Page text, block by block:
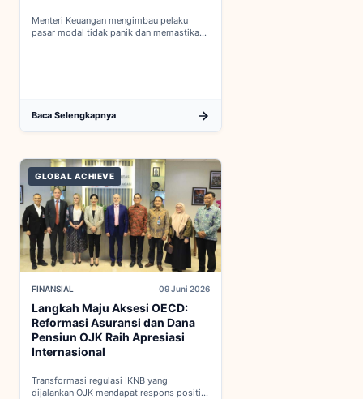
Menteri Keuangan mengimbau pelaku
pasar modal tidak panik dan memastikan
Baca Selengkapnya
GLOBAL ACHIEVE
FINANSIAL 09 Juni 2026
Langkah Maju Aksesi OECD:
Reformasi Asuransi dan Dana
Pensiun OJK Raih Apresiasi
Internasional
Transformasi regulasi IKNB yang
dijalankan OJK mendapat respons positif